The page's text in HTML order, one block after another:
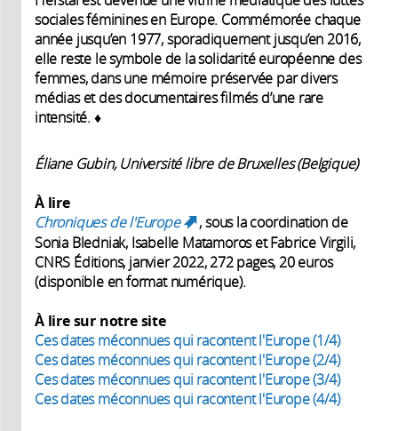
sociales féminines en Europe. Commémorée chaque
année jusqu’en 1977, sporadiquement jusqu’en 2016,
elle reste le symbole de la solidarité européenne des
femmes, dans une mémoire préservée par divers
médias et des documentaires filmés d’une rare
intensité. ♦
Éliane Gubin, Université libre de Bruxelles (Belgique)
À lire
Chroniques de l'Europe
(link is external)
, sous la coordination de
Sonia Bledniak, Isabelle Matamoros et Fabrice Virgili,
CNRS Éditions, janvier 2022, 272 pages, 20 euros
(disponible en format numérique).
À lire sur notre site
Ces dates méconnues qui racontent l'Europe (1/4)
Ces dates méconnues qui racontent l'Europe (2/4)
Ces dates méconnues qui racontent l'Europe (3/4)
Ces dates méconnues qui racontent l'Europe (4/4)